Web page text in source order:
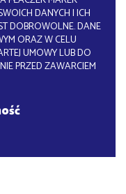
DANYCH I ICH
DOBROWOLNE. DANE
ORAZ W CELU
UMOWY LUB DO
PRZED ZAWARCIEM